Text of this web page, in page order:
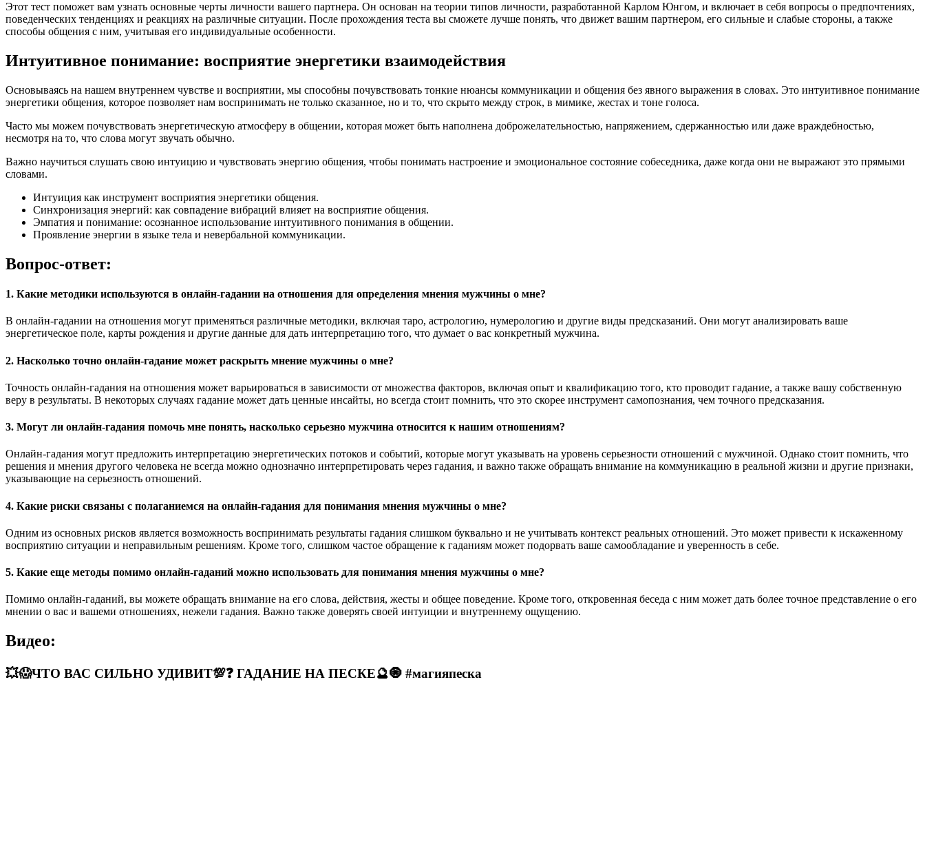
Этот тест поможет вам узнать основные черты личности вашего партнера. Он основан на теории типов личности, разработанной Карлом Юнгом, и включает в себя вопросы о предпочтениях,
поведенческих тенденциях и реакциях на различные ситуации. После прохождения теста вы сможете лучше понять, что движет вашим партнером, его сильные и слабые стороны, а также
способы общения с ним, учитывая его индивидуальные особенности.
Интуитивное понимание: восприятие энергетики взаимодействия
Основываясь на нашем внутреннем чувстве и восприятии, мы способны почувствовать тонкие нюансы коммуникации и общения без явного выражения в словах. Это интуитивное понимание
энергетики общения, которое позволяет нам воспринимать не только сказанное, но и то, что скрыто между строк, в мимике, жестах и тоне голоса.
Часто мы можем почувствовать энергетическую атмосферу в общении, которая может быть наполнена доброжелательностью, напряжением, сдержанностью или даже враждебностью,
несмотря на то, что слова могут звучать обычно.
Важно научиться слушать свою интуицию и чувствовать энергию общения, чтобы понимать настроение и эмоциональное состояние собеседника, даже когда они не выражают это прямыми
словами.
Интуиция как инструмент восприятия энергетики общения.
Синхронизация энергий: как совпадение вибраций влияет на восприятие общения.
Эмпатия и понимание: осознанное использование интуитивного понимания в общении.
Проявление энергии в языке тела и невербальной коммуникации.
Вопрос-ответ:
1. Какие методики используются в онлайн-гадании на отношения для определения мнения мужчины о мне?
В онлайн-гадании на отношения могут применяться различные методики, включая таро, астрологию, нумерологию и другие виды предсказаний. Они могут анализировать ваше
энергетическое поле, карты рождения и другие данные для дать интерпретацию того, что думает о вас конкретный мужчина.
2. Насколько точно онлайн-гадание может раскрыть мнение мужчины о мне?
Точность онлайн-гадания на отношения может варьироваться в зависимости от множества факторов, включая опыт и квалификацию того, кто проводит гадание, а также вашу собственную
веру в результаты. В некоторых случаях гадание может дать ценные инсайты, но всегда стоит помнить, что это скорее инструмент самопознания, чем точного предсказания.
3. Могут ли онлайн-гадания помочь мне понять, насколько серьезно мужчина относится к нашим отношениям?
Онлайн-гадания могут предложить интерпретацию энергетических потоков и событий, которые могут указывать на уровень серьезности отношений с мужчиной. Однако стоит помнить, что
решения и мнения другого человека не всегда можно однозначно интерпретировать через гадания, и важно также обращать внимание на коммуникацию в реальной жизни и другие признаки,
указывающие на серьезность отношений.
4. Какие риски связаны с полаганиемся на онлайн-гадания для понимания мнения мужчины о мне?
Одним из основных рисков является возможность воспринимать результаты гадания слишком буквально и не учитывать контекст реальных отношений. Это может привести к искаженному
восприятию ситуации и неправильным решениям. Кроме того, слишком частое обращение к гаданиям может подорвать ваше самообладание и уверенность в себе.
5. Какие еще методы помимо онлайн-гаданий можно использовать для понимания мнения мужчины о мне?
Помимо онлайн-гаданий, вы можете обращать внимание на его слова, действия, жесты и общее поведение. Кроме того, откровенная беседа с ним может дать более точное представление о его
мнении о вас и вашеми отношениях, нежели гадания. Важно также доверять своей интуиции и внутреннему ощущению.
Видео:
💥😱ЧТО ВАС СИЛЬНО УДИВИТ💯❓ ГАДАНИЕ НА ПЕСКЕ🔮🧿 #магияпеска